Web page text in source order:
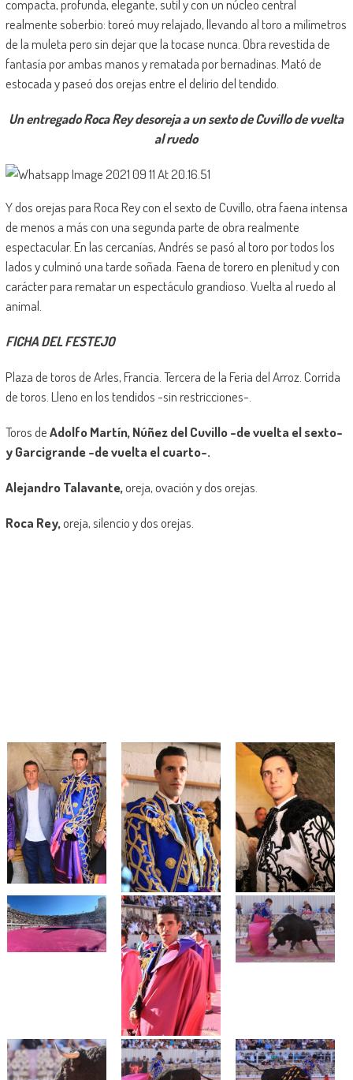
compacta, profunda, elegante, sutil y con un núcleo central
realmente soberbio: toreó muy relajado, llevando al toro a milímetros
de la muleta pero sin dejar que la tocase nunca. Obra revestida de
fantasía por ambas manos y rematada por bernadinas. Mató de
estocada y paseó dos orejas entre el delirio del tendido.
Un entregado Roca Rey desoreja a un sexto de Cuvillo de vuelta
al ruedo
Y dos orejas para Roca Rey con el sexto de Cuvillo, otra faena intensa
de menos a más con una segunda parte de obra realmente
espectacular. En las cercanías, Andrés se pasó al toro por todos los
lados y culminó una tarde soñada. Faena de torero en plenitud y con
carácter para rematar un espectáculo grandioso. Vuelta al ruedo al
animal.
FICHA DEL FESTEJO
Plaza de toros de Arles, Francia. Tercera de la Feria del Arroz. Corrida
de toros. Lleno en los tendidos -sin restricciones-.
Toros deAdolfo Martín, Núñez del Cuvillo -de vuelta el sexto-
y Garcigrande -de vuelta el cuarto-.
Alejandro Talavante,oreja, ovación y dos orejas.
Roca Rey,oreja, silencio y dos orejas.